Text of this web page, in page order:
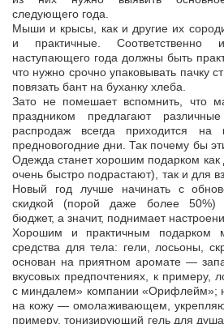
следующего года.
Мыши и крысы, как и другие их
и практичные.
наступающего года должны быть
что нужно срочно упаковывать пачку
повязать бант на буханку хлеба.
Зато не помешает вспомнить, что
праздником предлагают
распродаж всегда приходится на
предновогодние дни. Так почему бы
Одежда станет хорошим подарком
очень быстро подрастают), так и для
Новый год лучше начинать с
скидкой (порой даже более 50%)
бюджет, а значит, поднимает
Хорошим и практичным подарком
средства для тела: гели, лосьоны,
основан на приятном аромате —
вкусовых предпочтениях, к примеру,
с миндалем» компании «Орифлейм»;
на кожу — омолаживающем,
примеру, тонизирующий гель для